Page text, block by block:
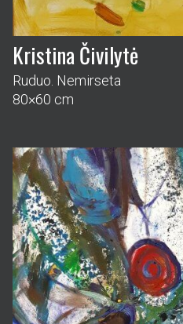
Kristina Čivilytė
Ruduo. Nemirseta
80×60 cm